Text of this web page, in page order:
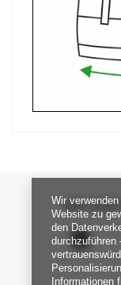
SEI UNS
Wir
Website zu
den
durchzuführen
Informationen